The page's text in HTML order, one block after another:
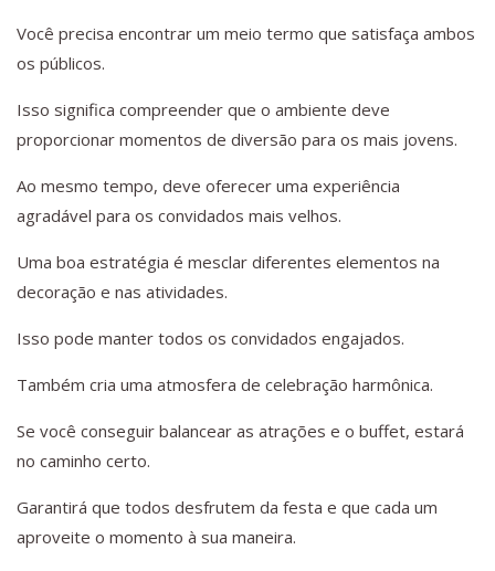
Você precisa encontrar um meio termo que satisfaça ambos
os públicos.
Isso significa compreender que o ambiente deve
proporcionar momentos de diversão para os mais jovens.
Ao mesmo tempo, deve oferecer uma experiência
agradável para os convidados mais velhos.
Uma boa estratégia é mesclar diferentes elementos na
decoração e nas atividades.
Isso pode manter todos os convidados engajados.
Também cria uma atmosfera de celebração harmônica.
Se você conseguir balancear as atrações e o buffet, estará
no caminho certo.
Garantirá que todos desfrutem da festa e que cada um
aproveite o momento à sua maneira.